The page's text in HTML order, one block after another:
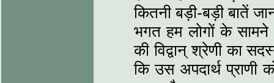
कितनी बड़ी-बड़ी बातें
भगत हम लोगों के
की विद्वान् श्रेणी का
कि उस अपदार्थ प्राणी